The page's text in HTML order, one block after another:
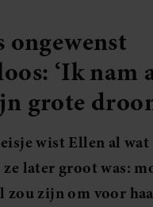
ongewenst
‘Ik nam
grote
wist Ellen al wat
later groot was:
zou zijn om voor